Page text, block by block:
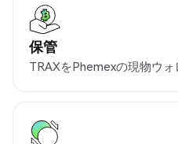
保管
TRAXをPhemexの現物ウォ